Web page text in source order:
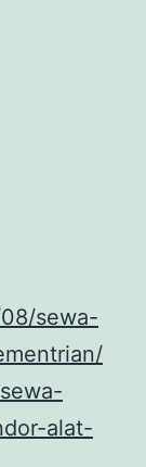
sewa-
alat-